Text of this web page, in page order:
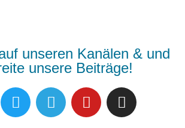
unseren Kanälen & und
unsere Beiträge!